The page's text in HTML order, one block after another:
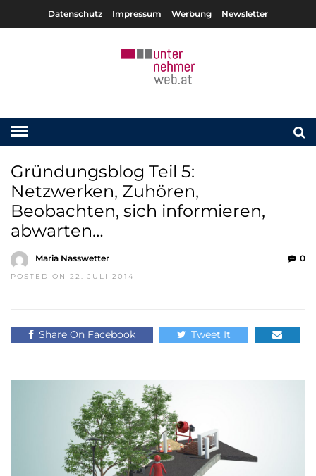
Datenschutz Impressum Werbung Newsletter
Gründungsblog Teil 5:
Netzwerken, Zuhören,
Beobachten, sich informieren,
abwarten…
Maria Nasswetter
POSTED ON 22. JULI 2014
0
Share On Facebook Tweet It